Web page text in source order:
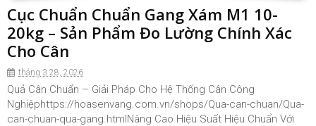
Cục Chuẩn Chuẩn Gang Xám M1 10-
20kg – Sản Phẩm Đo Lường Chính Xác
Cho Cân
tháng 3 28, 2026
Quả Cân Chuẩn – Giải Pháp Cho Hệ Thống Cân Công
Nghiệphttps://hoasenvang.com.vn/shops/Qua-can-chuan/Qua-
can-chuan-qua-gang.htmlNâng Cao Hiệu Suất Hiệu Chuẩn Với